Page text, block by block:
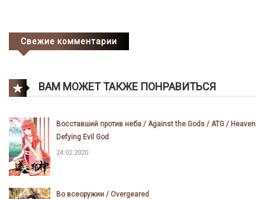
Свежие комментарии
ВАМ МОЖЕТ ТАКЖЕ ПОНРАВИТЬСЯ
Восставший против неба / Against the Gods / ATG / Heaven
Defying Evil God
24.02.2020
Во всеоружии / Overgeared